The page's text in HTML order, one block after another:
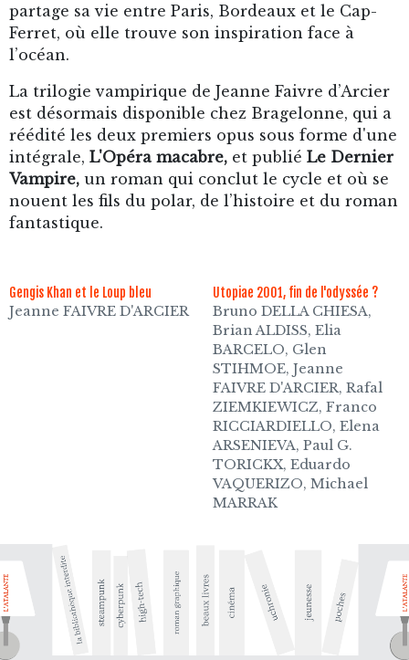
partage sa vie entre Paris, Bordeaux et le Cap-
Ferret, où elle trouve son inspiration face à
l’océan.
La trilogie vampirique de Jeanne Faivre d’Arcier
est désormais disponible chez Bragelonne, qui a
réédité les deux premiers opus sous forme d'une
intégrale, L'Opéra macabre, et publié Le Dernier
Vampire, un roman qui conclut le cycle et où se
nouent les fils du polar, de l’histoire et du roman
fantastique.
Gengis Khan et le Loup bleu
Jeanne FAIVRE D'ARCIER
Utopiae 2001, fin de l'odyssée ?
Bruno DELLA CHIESA,
Brian ALDISS, Elia
BARCELO, Glen
STIHMOE, Jeanne
FAIVRE D'ARCIER, Rafal
ZIEMKIEWICZ, Franco
RICCIARDIELLO, Elena
ARSENIEVA, Paul G.
TORICKX, Eduardo
VAQUERIZO, Michael
MARRAK